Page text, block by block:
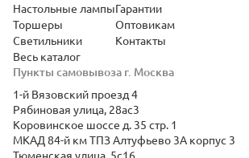
Пункты самовывоза г. Москва
1-й Вязовский проезд 4
Рябиновая улица, 28ас3
Коровинское шоссе д. 35 стр. 1
МКАД 84-й км ТПЗ Алтуфьево 3А корпус 3
Тюменская улица, 5с16
Настольные лампы
Торшеры
Светильники
Весь каталог
Гарантии
Оптовикам
Контакты